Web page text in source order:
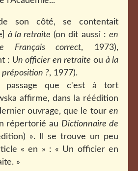
son côté, se contentait
à la retraite (on dit aussi :en
Français correct, 1973),
: Un officier en retraite ou à la
préposition ?, 1977).
passage que c'est à tort
affirme, dans la réédition
ouvrage, que le tour en
répertorié au Dictionnaire de
». Il se trouve un peu
« en » : « Un officier en
»